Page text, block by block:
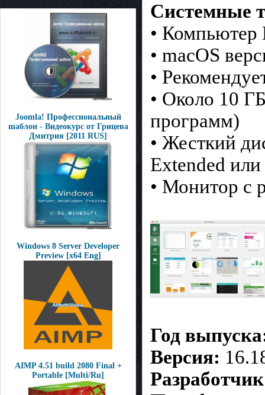
Joomla! Профессиональный
шаблон - Видеокурс от Грицева
Дмитрия [2011 RUS]
Windows 8 Server Developer
Preview [x64 Eng]
AIMP 4.51 build 2080 Final +
Portable [Multi/Ru]
Системные
• Компьютер
• macOS
•
• Около 10
программ)
• Жесткий
Extended
• Монитор с
Год
Версия: